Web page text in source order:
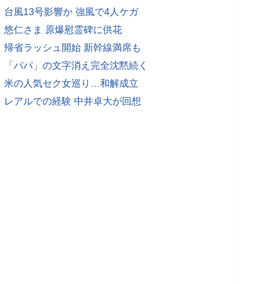
台風13号影響か 強風で4人ケガ
悠仁さま 原爆慰霊碑に供花
帰省ラッシュ開始 新幹線満席も
「パパ」の文字消え完全沈黙続く
米の人気セク女巡り…和解成立
レアルでの経験 中井卓大が回想